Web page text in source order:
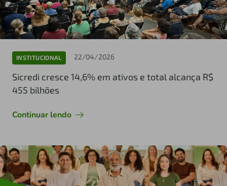
INSTITUCIONAL 22/04/2026
Sicredi cresce 14,6% em ativos e total alcança R$
455 bilhões
Continuar lendo